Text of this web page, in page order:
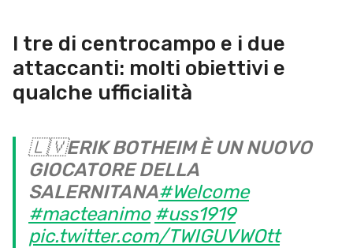
I tre di centrocampo e i due
attaccanti: molti obiettivi e
qualche ufficialità
🇱🇻ERIK BOTHEIM È UN NUOVO
GIOCATORE DELLA
SALERNITANA#Welcome
#macteanimo #uss1919
pic.twitter.com/TWIGUVWOtt